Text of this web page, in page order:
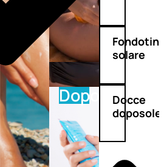
Doposole
solare
Docce
doposole